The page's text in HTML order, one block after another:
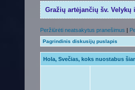
Gražių artėjančių šv.
Peržiūrėti neatsakytus pranešimus |
Pagrindinis diskusijų puslapis
Hola, Svečias, koks nuostabus